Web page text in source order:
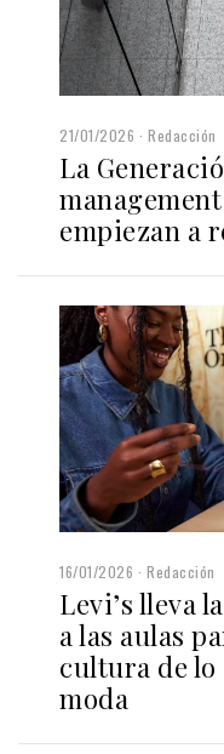
21/01/2026 Redacción
La
empiezan a
16/01/2026 Redacción
Levi’s lleva
a las aulas
cultura de lo
moda